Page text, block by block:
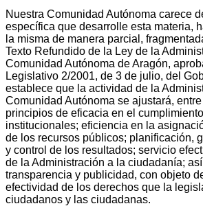
Nuestra Comunidad Autónoma carece
específica que desarrolle esta materia,
la misma de manera parcial,
Texto Refundido de la Ley de la
Comunidad Autónoma de Aragón,
Legislativo 2/2001, de 3 de julio, del
establece que la actividad de la
Comunidad Autónoma se ajustará,
principios de eficacia en el
institucionales; eficiencia en la
de los recursos públicos; planificación,
y control de los resultados; servicio
de la Administración a la ciudadanía;
transparencia y publicidad, con objeto
efectividad de los derechos que la
ciudadanos y las ciudadanas.